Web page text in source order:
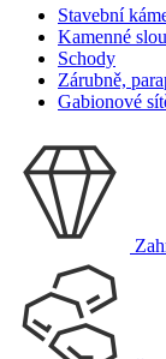
Stavební
Kamenné
Schody
Zárubně,
Gabionové